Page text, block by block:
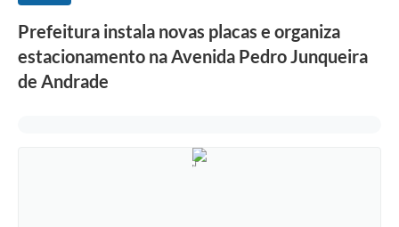
Prefeitura instala novas placas e organiza
estacionamento na Avenida Pedro Junqueira
de Andrade